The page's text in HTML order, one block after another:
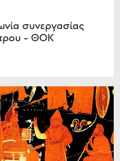
συνεργασίας
- ΘΟΚ